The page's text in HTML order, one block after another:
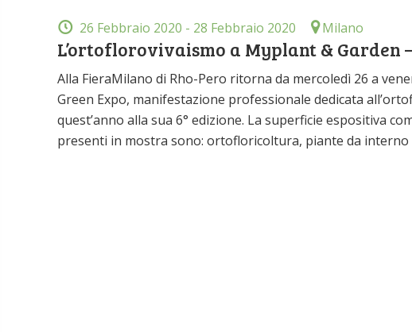
26 Febbraio 2020 - 28 Febbraio 2020 Milano
L’ortoflorovivaismo a Myplant & Garden
Alla FieraMilano di Rho-Pero ritorna da mercoledì 26 a
Green Expo, manifestazione professionale dedicata
quest’anno alla sua 6° edizione. La superficie espositiva
presenti in mostra sono: ortofloricoltura, piante da